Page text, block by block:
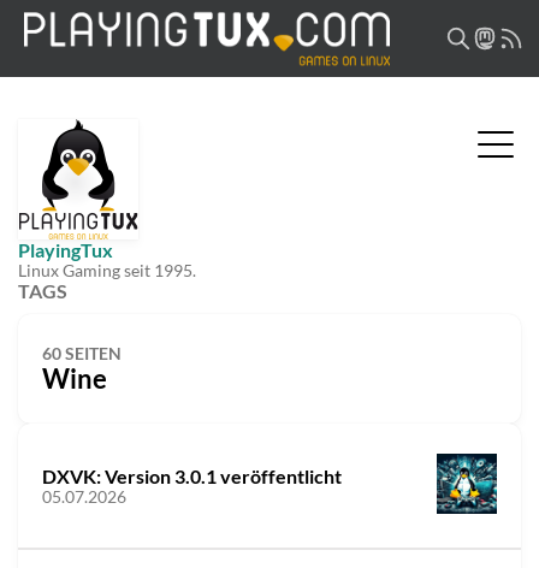
PlayingTux
Linux Gaming seit 1995.
TAGS
60 SEITEN
Wine
DXVK: Version 3.0.1 veröffentlicht
05.07.2026